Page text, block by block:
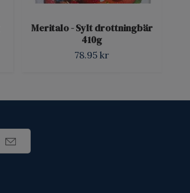
Meritalo - Sylt drottningbär
410g
78.95 kr